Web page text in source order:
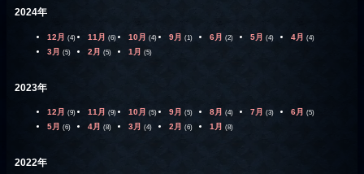
2024年
12月 (4) 11月 (6) 10月 (4) 9月 (1) 6月 (2) 5月 (4) 4月 (4)
3月 (5) 2月 (5) 1月 (5)
2023年
12月 (9) 11月 (9) 10月 (5) 9月 (5) 8月 (4) 7月 (3) 6月 (5)
5月 (6) 4月 (8) 3月 (4) 2月 (6) 1月 (8)
2022年